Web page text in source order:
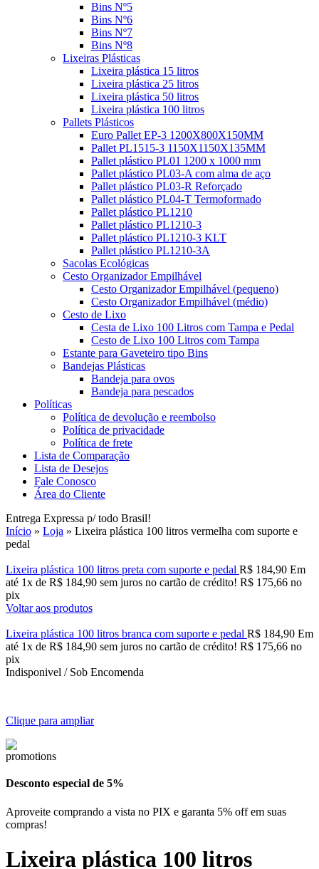
Bins Nº5
Bins Nº6
Bins Nº7
Bins Nº8
Lixeiras Plásticas
Lixeira plástica 15 litros
Lixeira plástica 25 litros
Lixeira plástica 50 litros
Lixeira plástica 100 litros
Pallets Plásticos
Euro Pallet EP-3 1200X800X150MM
Pallet PL1515-3 1150X1150X135MM
Pallet plástico PL01 1200 x 1000 mm
Pallet plástico PL03-A com alma de aço
Pallet plástico PL03-R Reforçado
Pallet plástico PL04-T Termoformado
Pallet plástico PL1210
Pallet plástico PL1210-3
Pallet plástico PL1210-3 KLT
Pallet plástico PL1210-3A
Sacolas Ecológicas
Cesto Organizador Empilhável
Cesto Organizador Empilhável (pequeno)
Cesto Organizador Empilhável (médio)
Cesto de Lixo
Cesta de Lixo 100 Litros com Tampa e Pedal
Cesto de Lixo 100 Litros com Tampa
Estante para Gaveteiro tipo Bins
Bandejas Plásticas
Bandeja para ovos
Bandeja para pescados
Políticas
Política de devolução e reembolso
Política de privacidade
Política de frete
Lista de Comparação
Lista de Desejos
Fale Conosco
Área do Cliente
Entrega Expressa p/ todo Brasil!
Início » Loja » Lixeira plástica 100 litros vermelha com suporte e
pedal
Lixeira plástica 100 litros preta com suporte e pedal R$ 184,90 Em
até 1x de R$ 184,90 sem juros no cartão de crédito! R$ 175,66 no
pix
Voltar aos produtos
Lixeira plástica 100 litros branca com suporte e pedal R$ 184,90 Em
até 1x de R$ 184,90 sem juros no cartão de crédito! R$ 175,66 no
pix
Indisponivel / Sob Encomenda
Clique para ampliar
Desconto especial de 5%
Aproveite comprando a vista no PIX e garanta 5% off em suas
compras!
Lixeira plástica 100 litros